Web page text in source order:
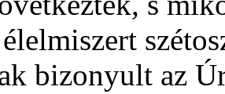
bizonyult az